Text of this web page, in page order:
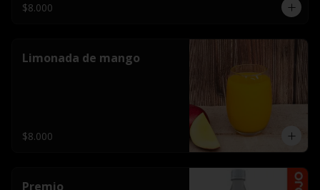
$8.000
Limonada de mango
$8.000
Premio